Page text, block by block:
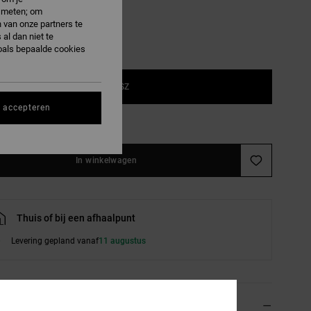
1SZ
In winkelwagen
Thuis of bij een afhaalpunt
Levering gepland vanaf11 augustus
om
onze partners te
al dan niet te
bepaalde cookies
accepteren